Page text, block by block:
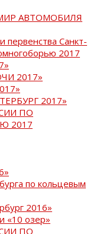
АВТОМОБИЛЯ
первенства Санкт-
2017
2017»
2017»
ПО
2017
по кольцевым
2016»
«10 озер»
ПО